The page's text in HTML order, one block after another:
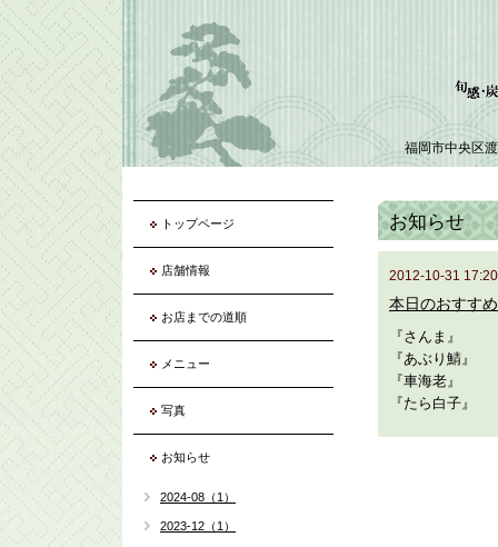
福岡市中央区
お知らせ
2012-10-31
本日のおすすめ
『さんま』
『あぶり鯖』
『車海老』
『たら白子』
トップページ
店舗情報
お店までの道順
メニュー
写真
お知らせ
2024-08（1）
2023-12（1）